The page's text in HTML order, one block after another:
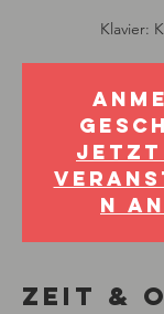
Klavier:
Jetzt
n
Zeit &